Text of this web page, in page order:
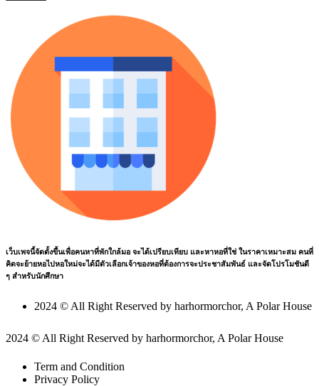
เว็บเพจนี้จัดตั้งขึ้นเพื่อคนหาที่พักใกล้มอ จะได้เปรียบเทียบ และหาหอที่ใช่ ในราคาเหมาะสม คนที่
คิดจะย้ายหอไปหอใหม่จะได้มีตัวเลือกเจ้าของหอที่ต้องการจะประชาสัมพันธ์ และจัดโปรโมชันดี
ๆ สำหรับนักศึกษา
2024 © All Right Reserved by harhormorchor, A Polar House
2024 © All Right Reserved by harhormorchor, A Polar House
Term and Condition
Privacy Policy